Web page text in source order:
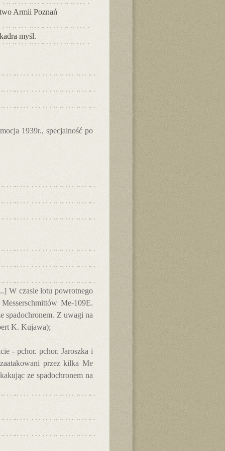
Armii Poznań
myśl.
1939r., specjalność po
W czasie lotu powrotnego
Me-109E.
spadochronem. Z uwagi na
K. Kujawa);
- pchor. pchor. Jaroszka i
przez kilka Me
ze spadochronem na